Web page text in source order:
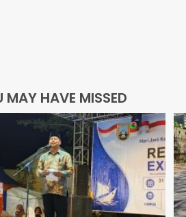
MAY HAVE MISSED